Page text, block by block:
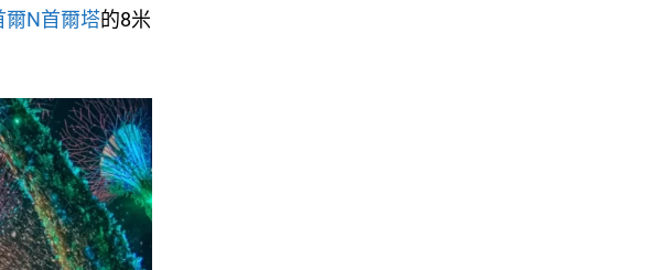
爾N首爾塔的8米